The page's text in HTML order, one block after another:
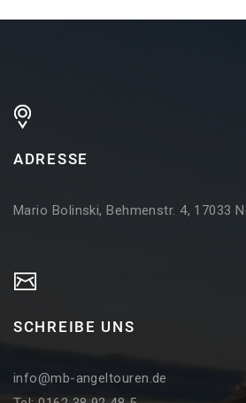
ADRESSE
Mario Bolinski, Behmenstr. 4, 17033
SCHREIBE UNS
info@mb-angeltouren.de